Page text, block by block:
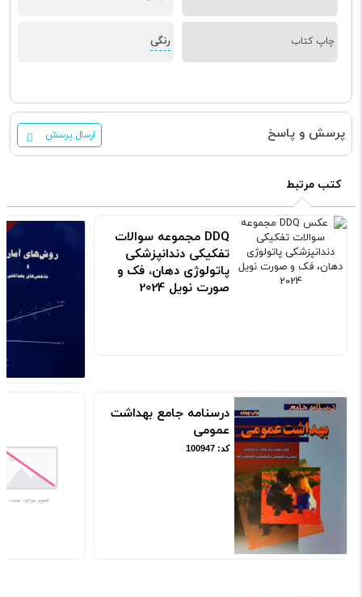
چاپ کتاب رنگی
پرسش و پاسخ ارسال پرسش
کتب مرتبط
DDQ مجموعه سوالات
تفکیکی دندانپزشکی
پاتولوژی دهان، فک و
صورت نویل 2024
درسنامه جامع بهداشت
عمومی
کد: 100947